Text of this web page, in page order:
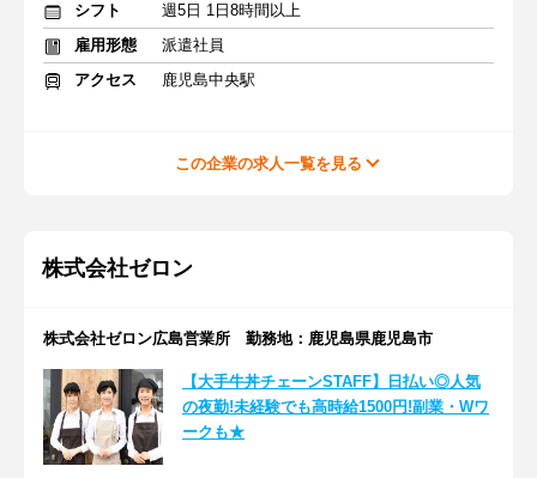
シフト
週5日 1日8時間以上
雇用形態
派遣社員
アクセス
鹿児島中央駅
この企業の求人一覧を見る
株式会社ゼロン
株式会社ゼロン広島営業所 勤務地：鹿児島県鹿児島市
【大手牛丼チェーンSTAFF】日払い◎人気
の夜勤!未経験でも高時給1500円!副業・Wワ
ークも★